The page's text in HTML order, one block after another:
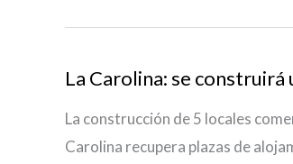
La Carolina: se
La construcción de 5 locales
Carolina recupera plazas de